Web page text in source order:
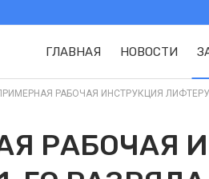
ГЛАВНАЯ НОВОСТИ
РАБОЧАЯ ИНСТРУКЦИЯ ЛИФТЕРУ
РАБОЧАЯ